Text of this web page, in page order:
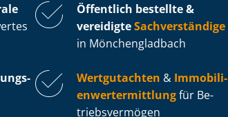
Öffentlich bestellte &
vereidigteSachverständige
in Mönchengladbach
Wertgutachten & Im­mo­bi­li­
en­wert­ermitt­lungfür Be­
triebs­ver­mö­gen